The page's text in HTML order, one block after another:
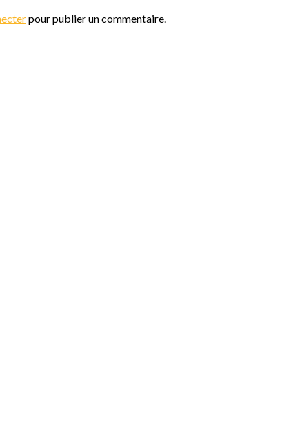
pour publier un commentaire.